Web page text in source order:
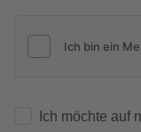
Ich möchte auf